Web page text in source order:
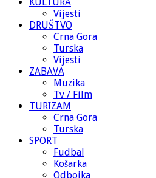
Vijesti
DRUŠTVO
Crna Gora
Turska
Vijesti
ZABAVA
Muzika
Tv / Film
TURIZAM
Crna Gora
Turska
SPORT
Fudbal
Košarka
Odbojka